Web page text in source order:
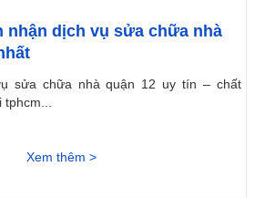
nhận dịch vụ sửa chữa nhà
sửa chữa nhà quận 12 uy tín – chất
Xem thêm >